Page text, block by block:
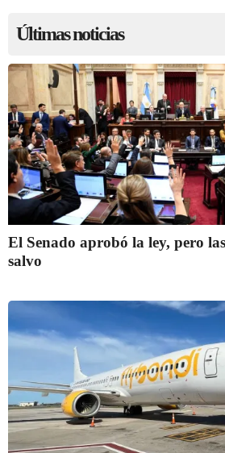
Últimas noticias
El Senado aprobó la ley, pero
salvo